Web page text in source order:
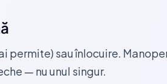
permite) sau înlocuire.
— nu unul singur.